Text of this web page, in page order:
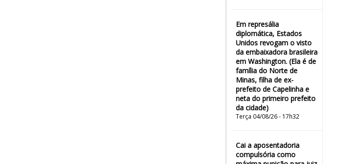
Em represália
diplomática, Estados
Unidos revogam o visto
da embaixadora brasileira
em Washington. (Ela é de
família do Norte de
Minas, filha de ex-
prefeito de Capelinha e
neta do primeiro prefeito
da cidade)
Terça 04/08/26 - 17h32
Cai a aposentadoria
compulsória como